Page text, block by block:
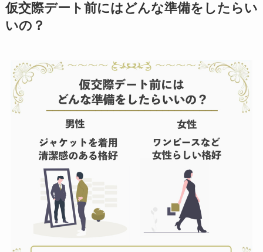
仮交際デート前にはどんな準備をしたらい
いの？